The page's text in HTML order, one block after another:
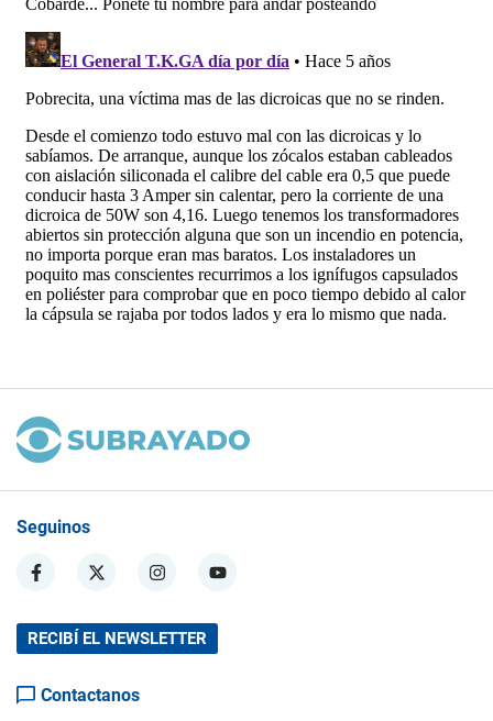
Seguinos
RECIBÍ EL NEWSLETTER
Contactanos